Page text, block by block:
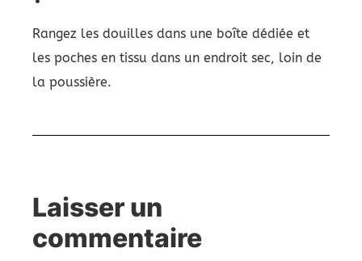
Rangez les douilles dans une boîte dédiée et
les poches en tissu dans un endroit sec, loin de
la poussière.
Laisser un
commentaire